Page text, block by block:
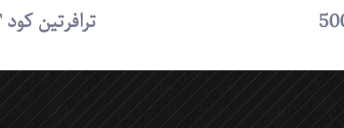
ترافرتين کود 2020T